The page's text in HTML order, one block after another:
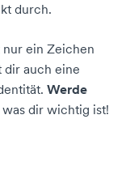
durch.
ein Zeichen
dir auch eine
Werde
dir wichtig ist!